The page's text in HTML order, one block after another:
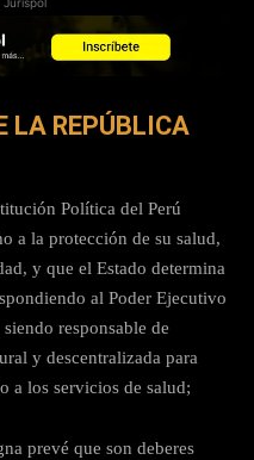
LA REPÚBLICA
Política del Perú
a la protección de su salud,
y que el Estado determina
al Poder Ejecutivo
responsable de
y descentralizada para
a los servicios de salud;
prevé que son deberes